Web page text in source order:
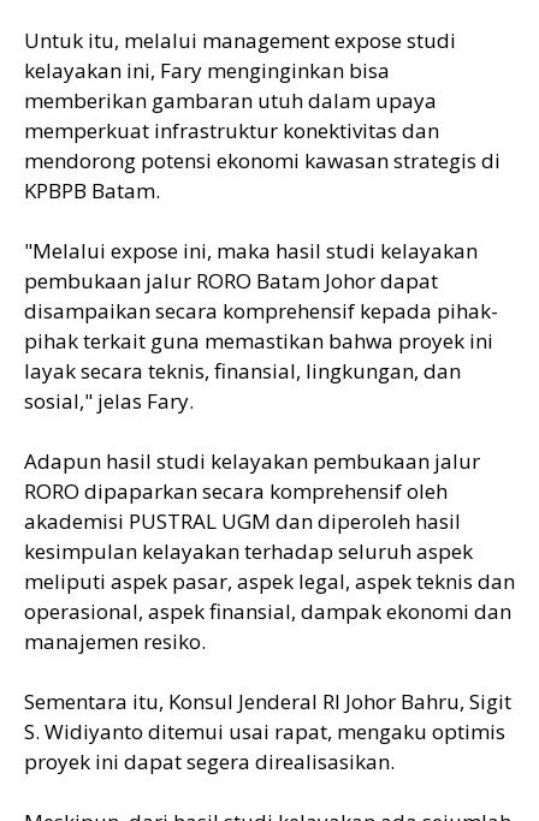
Untuk itu, melalui management expose studi
kelayakan ini, Fary menginginkan bisa
memberikan gambaran utuh dalam upaya
memperkuat infrastruktur konektivitas dan
mendorong potensi ekonomi kawasan strategis di
KPBPB Batam.
"Melalui expose ini, maka hasil studi kelayakan
pembukaan jalur RORO Batam Johor dapat
disampaikan secara komprehensif kepada pihak-
pihak terkait guna memastikan bahwa proyek ini
layak secara teknis, finansial, lingkungan, dan
sosial," jelas Fary.
Adapun hasil studi kelayakan pembukaan jalur
RORO dipaparkan secara komprehensif oleh
akademisi PUSTRAL UGM dan diperoleh hasil
kesimpulan kelayakan terhadap seluruh aspek
meliputi aspek pasar, aspek legal, aspek teknis dan
operasional, aspek finansial, dampak ekonomi dan
manajemen resiko.
Sementara itu, Konsul Jenderal RI Johor Bahru, Sigit
S. Widiyanto ditemui usai rapat, mengaku optimis
proyek ini dapat segera direalisasikan.